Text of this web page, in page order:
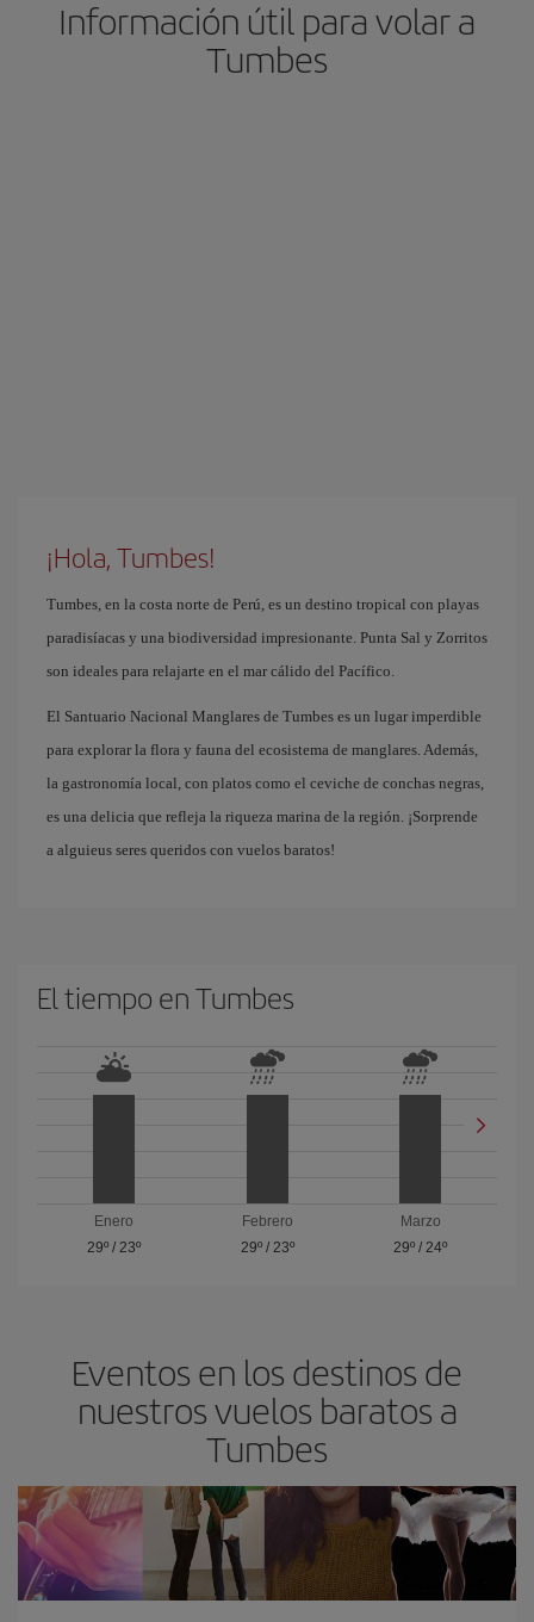
Información útil para volar a
Tumbes
¡Hola, Tumbes!
Tumbes, en la costa norte de Perú, es un destino tropical con playas
paradisíacas y una biodiversidad impresionante. Punta Sal y Zorritos
son ideales para relajarte en el mar cálido del Pacífico.
El Santuario Nacional Manglares de Tumbes es un lugar imperdible
para explorar la flora y fauna del ecosistema de manglares. Además,
la gastronomía local, con platos como el ceviche de conchas negras,
es una delicia que refleja la riqueza marina de la región. ¡Sorprende
a alguieus seres queridos con vuelos baratos!
El tiempo en Tumbes
Enero
29º/ 23º
Febrero
29º/ 23º
Marzo
29º / 24º
Eventos en los destinos de
nuestros vuelos baratos a
Tumbes